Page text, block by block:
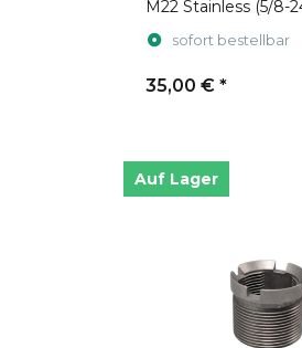
M22 Stainless (5/8-
sofort bestellbar
35,00 € *
Auf Lager